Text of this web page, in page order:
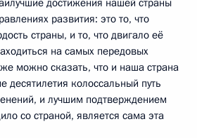
развития: это то, что
страны, и то, что двигало её
на самых передовых
можно сказать, что и наша страна
десятилетия колоссальный путь
и лучшим подтверждением
со страной, является сама эта